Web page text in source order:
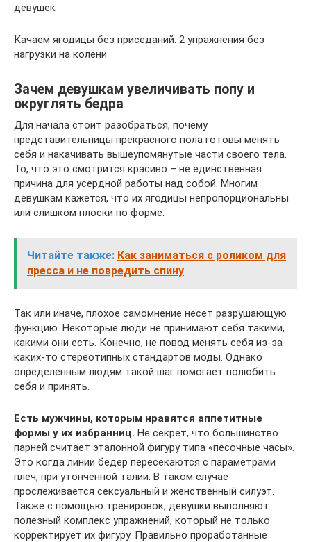
девушек
Качаем ягодицы без приседаний: 2 упражнения без
нагрузки на колени
Зачем девушкам увеличивать попу и
округлять бедра
Для начала стоит разобраться, почему
представительницы прекрасного пола готовы менять
себя и накачивать вышеупомянутые части своего тела.
То, что это смотрится красиво – не единственная
причина для усердной работы над собой. Многим
девушкам кажется, что их ягодицы непропорциональны
или слишком плоски по форме.
Читайте также: Как заниматься с роликом для
пресса и не повредить спину
Так или иначе, плохое самомнение несет разрушающую
функцию. Некоторые люди не принимают себя такими,
какими они есть. Конечно, не повод менять себя из-за
каких-то стереотипных стандартов моды. Однако
определенным людям такой шаг помогает полюбить
себя и принять.
Есть мужчины, которым нравятся аппетитные
формы у их избранниц. Не секрет, что большинство
парней считает эталонной фигуру типа «песочные часы».
Это когда линии бедер пересекаются с параметрами
плеч, при утонченной талии. В таком случае
прослеживается сексуальный и женственный силуэт.
Также с помощью тренировок, девушки выполняют
полезный комплекс упражнений, который не только
корректирует их фигуру. Правильно проработанные